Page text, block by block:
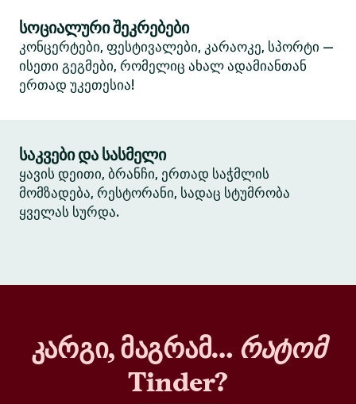
სოციალური შეკრებები
კონცერტები, ფესტივალები, კარაოკე, სპორტი —
ისეთი გეგმები, რომელიც ახალ ადამიანთან
ერთად უკეთესია!
საკვები და სასმელი
ყავის დეითი, ბრანჩი, ერთად საჭმლის
მომზადება, რესტორანი, სადაც სტუმრობა
ყველას სურდა.
კარგი, მაგრამ… რატომ
Tinder?